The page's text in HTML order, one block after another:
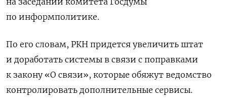
по информполитике.
По его словам, РКН придется увеличить штат
и доработать системы в связи с поправками
к закону «О связи», которые обяжут ведомство
контролировать дополнительные сервисы.